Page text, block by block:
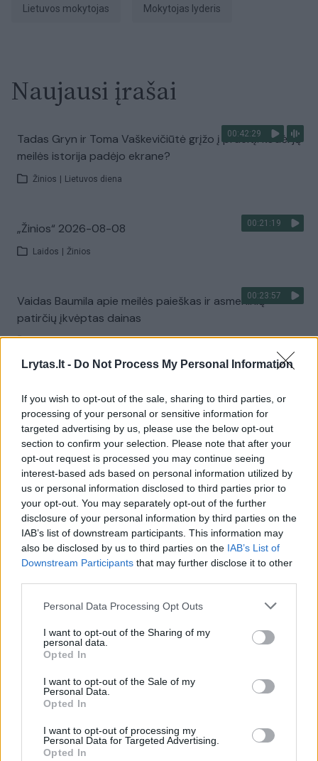
Lrytas.lt - Do Not Process My Personal Information
If you wish to opt-out of the sale, sharing to third parties, or
processing of your personal or sensitive information for
targeted advertising by us, please use the below opt-out
section to confirm your selection. Please note that after your
opt-out request is processed you may continue seeing
interest-based ads based on personal information utilized by
us or personal information disclosed to third parties prior to
your opt-out. You may separately opt-out of the further
disclosure of your personal information by third parties on the
IAB’s list of downstream participants. This information may
also be disclosed by us to third parties on the IAB’s List of
Downstream Participants that may further disclose it to other
Personal Data Processing Opt Outs
I want to opt-out of the Sharing of my
personal data.
Opted In
I want to opt-out of the Sale of my
Personal Data.
Opted In
I want to opt-out of processing my
Personal Data for Targeted Advertising.
Opted In
Lietuvos mokytojas Mokytojas lyderis
Naujausi įrašai
00:42:29
Tadas Gryn ir Toma Vaškevičiūtė grįžo į praeitį: kodėl jų
meilės istorija padėjo ekrane?
Žinios Lietuvos diena
00:21:19
„Žinios“ 2026-08-08
Laidos Žinios
00:23:57
Vaidas Baumila apie meilės paieškas ir asmeninių
patirčių įkvėptas dainas
Laidos | Pokalbiai prie jūros. Atostogų ritmu
pastebėti virš karinės bazės
Žinios Pasaulis
Visi įrašai
Žiūrimiausi įrašai
vaiko gyvybių išgelbėti nepavyko
Žinios | Lietuvos diena
00:00:57
Savaitės vidurys nusimato karštas: temperatūra kils iki
32 laipsnių šilumos
Žinios Orai